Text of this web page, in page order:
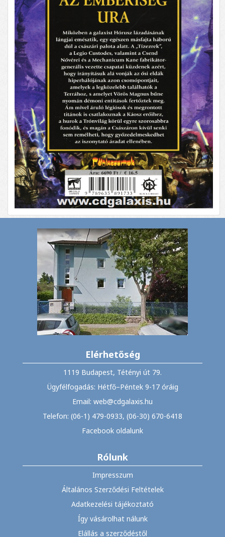
Elérhetőség
1119 Budapest, Tétényi út 79.
Ügyfélfogadás: Hétfő–Péntek 9-17 óráig
Email: web@cdgalaxis.hu
Telefon: (06-1) 479-0933, (06-30) 670-6418
Facebook oldalunk
Rólunk
Impresszum
Általános Szerződési Feltételek
Adatkezelési tájékoztató
Így vásárolhat nálunk
Elállás a szerződéstől